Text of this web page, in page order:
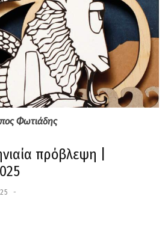
Φωτιάδης
πρόβλεψη |